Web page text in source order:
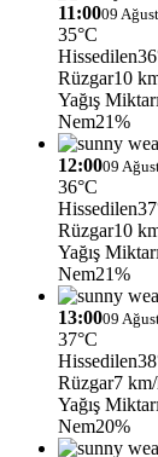
11:0009
35°C
Hissedilen
Rüzgar10
Yağış Miktarı
Nem21%
12:0009
36°C
Hissedilen
Rüzgar10
Yağış Miktarı
Nem21%
13:0009
37°C
Hissedilen
Rüzgar7
Yağış Miktarı
Nem20%